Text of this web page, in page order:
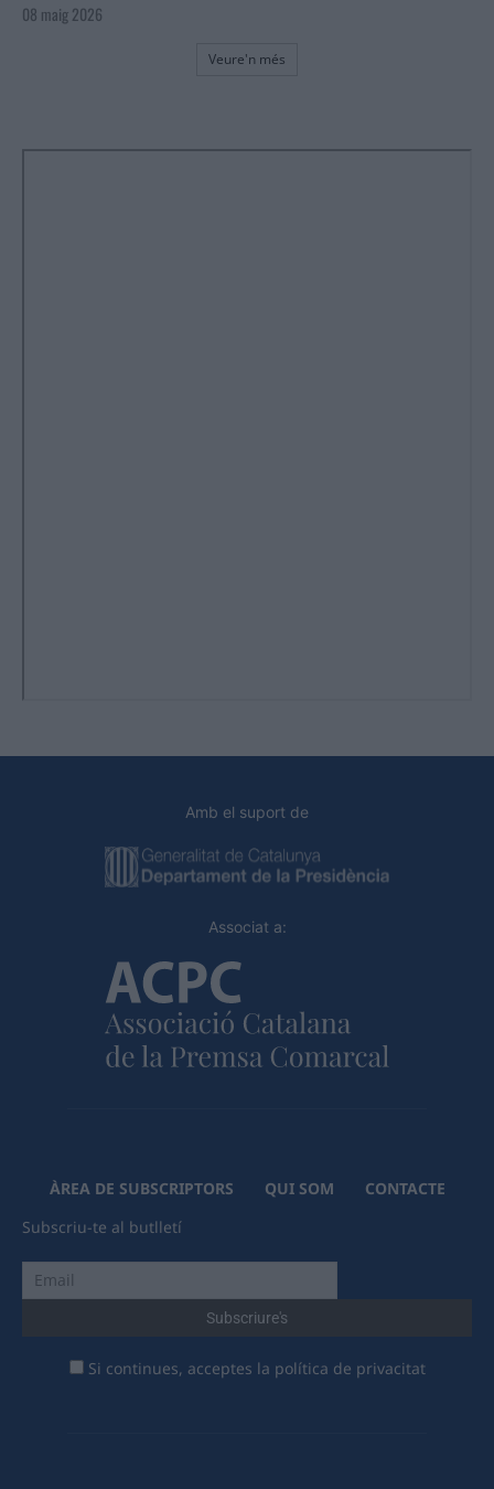
08 maig 2026
Veure'n més
Amb el suport de
Associat a:
ÀREA DE SUBSCRIPTORS QUI SOM
CONTACTE
Subscriu-te al butlletí
Si continues, acceptes la política de privacitat